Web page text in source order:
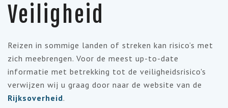
Veiligheid
Reizen in sommige landen of streken kan risico’s met
zich meebrengen. Voor de meest up-to-date
informatie met betrekking tot de veiligheidsrisico's
verwijzen wij u graag door naar de website van de
Rijksoverheid.